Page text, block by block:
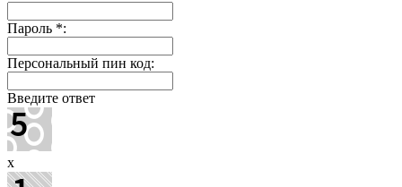
Пароль *:
Персональный пин код:
Введите ответ
x